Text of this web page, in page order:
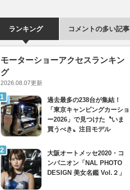
ランキング コメントの多い記事
モーターショーアクセスランキン
グ
2026.08.07更新
過去最多の238台が集結！
「東京キャンピングカーショ
ー2026」で見つけた〝いま
買うべき〟注目モデル
大阪オートメッセ2020・コ
ンパニオン「NAL PHOTO
DESIGN 美女名鑑 Vol.２」